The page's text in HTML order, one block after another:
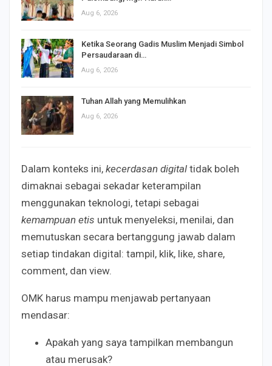
Aug 6, 2026
Ketika Seorang Gadis Muslim Menjadi Simbol
Persaudaraan di…
Aug 6, 2026
Tuhan Allah yang Memulihkan
Aug 6, 2026
Dalam konteks ini, kecerdasan digital tidak boleh
dimaknai sebagai sekadar keterampilan
menggunakan teknologi, tetapi sebagai
kemampuan etis untuk menyeleksi, menilai, dan
memutuskan secara bertanggung jawab dalam
setiap tindakan digital: tampil, klik, like, share,
comment, dan view.
OMK harus mampu menjawab pertanyaan
mendasar:
Apakah yang saya tampilkan membangun
atau merusak?